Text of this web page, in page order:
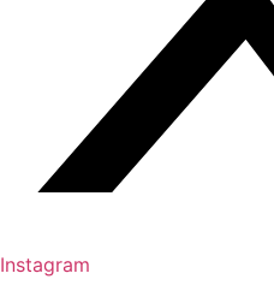
Instagram